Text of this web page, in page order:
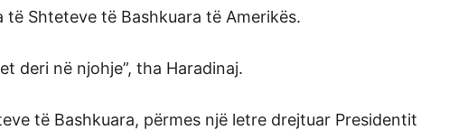
Shteteve të Bashkuara të Amerikës.
deri në njohje”, tha Haradinaj.
të Bashkuara, përmes një letre drejtuar Presidentit